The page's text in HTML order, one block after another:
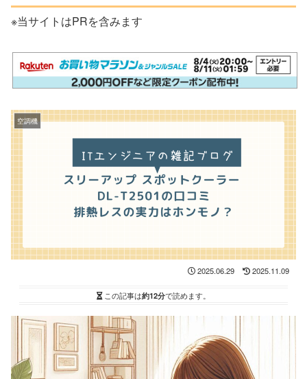
※当サイトはPRを含みます
空調機
2025.06.29 2025.11.09
この記事は約12分で読めます。